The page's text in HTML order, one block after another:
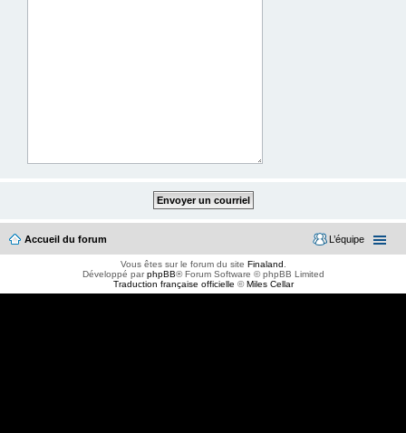
Accueil du forum L’équipe
Vous êtes sur le forum du site Finaland
Développé parphpBB® Forum Software © phpBB Limited
Traduction française officielle ©Miles Cellar